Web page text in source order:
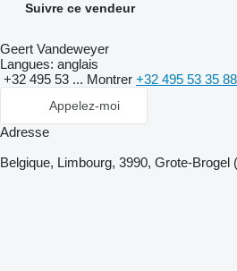
Suivre ce vendeur
Geert Vandeweyer
Langues: anglais
+32 495 53 ... Montrer +32 495 53 35 88
Appelez-moi
Adresse
Belgique, Limbourg, 3990, Grote-